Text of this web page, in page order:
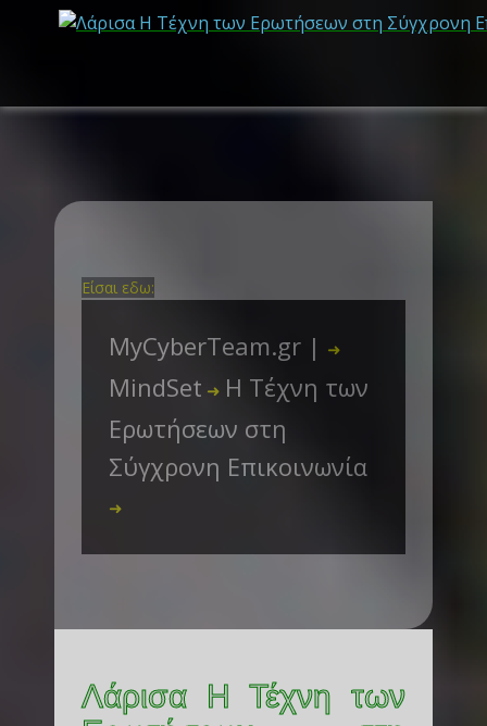
Είσαι εδω:
MyCyberTeam.gr | ➜
MindSet ➜ Η Τέχνη των
Ερωτήσεων στη
Σύγχρονη Επικοινωνία
➜
Λάρισα Η Τέχνη των